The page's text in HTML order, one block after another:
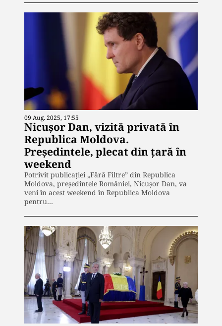
09 Aug. 2025, 17:55
Nicușor Dan, vizită privată în
Republica Moldova.
Președintele, plecat din țară în
weekend
Potrivit publicației „Fără Filtre” din Republica
Moldova, președintele României, Nicușor Dan, va
veni în acest weekend în Republica Moldova
pentru…